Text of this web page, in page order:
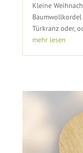
Kleine
Baumwollkordel
Türkranz oder,
mehr lesen